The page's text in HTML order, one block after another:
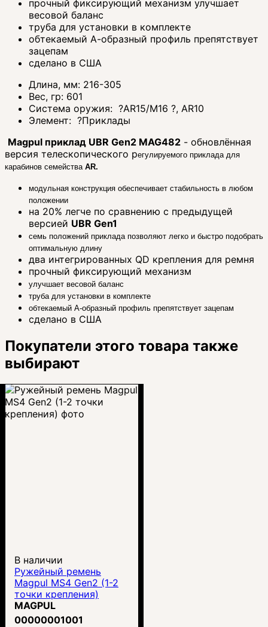
прочный фиксирующий механизм улучшает
весовой баланс
труба для установки в комплекте
обтекаемый А-образный профиль препятствует
зацепам
сделано в США
Длина, мм: 216-305
Вес, гр: 601
Система оружия: ?AR15/M16 ?, AR10
Элемент: ?Приклады
Magpul приклад UBR Gen2 MAG482 - обновлённая
версия телескопического регулируемого приклада для
карабинов семейства AR.
модульная конструкция обеспечивает стабильность в любом
положении
на 20% легче по сравнению с предыдущей
версией UBR Gen1
семь положений приклада позволяют легко и быстро подобрать
оптимальную длину
два интегрированных QD крепления для ремня
прочный фиксирующий механизм
улучшает весовой баланс
труба для установки в комплекте
обтекаемый А-образный профиль препятствует зацепам
сделано в США
Покупатели этого товара также
выбирают
В наличии
Ружейный ремень
Magpul MS4 Gen2 (1-2
точки крепления)
MAGPUL
00000001001